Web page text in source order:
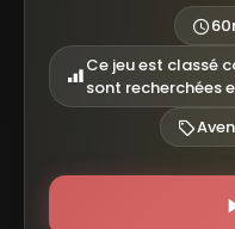
semblent les plus
mauvais choix, car
histoire sera la vôtre.
L'invasion d'Aelas
2021 sur Rakura.
démonstration d'une
différents lieux et
Ce jeu est classé
sont recherchées